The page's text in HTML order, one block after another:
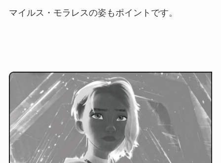
マイルス・モラレスの姿もポイントです。